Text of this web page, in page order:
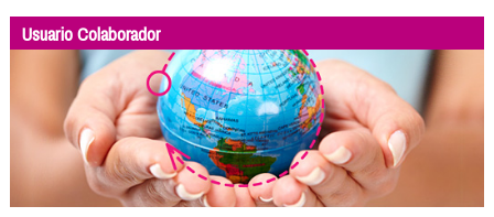
Usuario Colaborador